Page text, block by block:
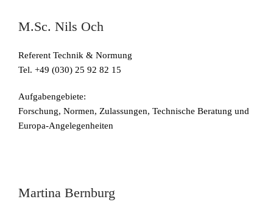
M.Sc. Nils Och
Referent Technik & Normung
Tel. +49 (030) 25 92 82 15
Aufgabengebiete:
Forschung, Normen, Zulassungen, Technische Beratung und
Europa-Angelegenheiten
Martina Bernburg